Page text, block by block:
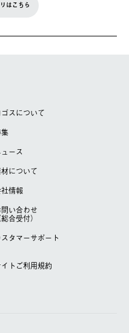
はこちら
ゴスについて
ース
について
情報
い合わせ
総合受付）
スタマーサポート
トご利用規約